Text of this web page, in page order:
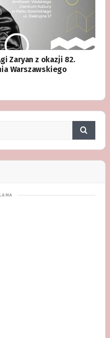
Zaryan z okazji 82.
Warszawskiego